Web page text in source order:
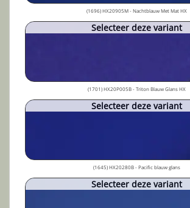
(1696) HX20905M - Nachtblauw Met Mat HX
Selecteer deze variant
(1701) HX20P005B - Triton Blauw Glans HX
Selecteer deze variant
(1645) HX20280B - Pacific blauw glans
Selecteer deze variant